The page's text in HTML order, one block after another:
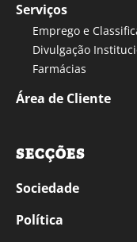
Serviços
Emprego e
Divulgação
Farmácias
Área de Cliente
SECÇÕES
Sociedade
Política